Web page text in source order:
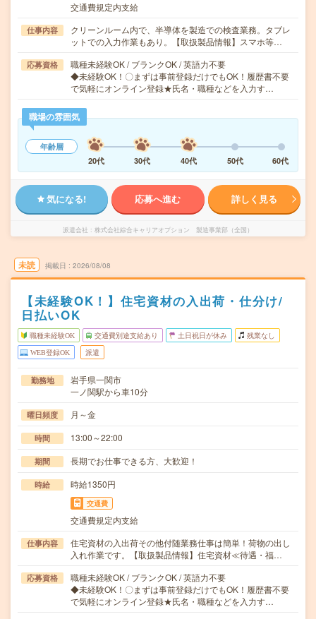
交通費規定内支給
仕事内容
クリーンルーム内で、半導体を製造での検査業務。タブレ
ットでの入力作業もあり。【取扱製品情報】スマホ等…
応募資格
職種未経験OK / ブランクOK / 英語力不要
◆未経験OK！〇まずは事前登録だけでもOK！履歴書不要
で気軽にオンライン登録★氏名・職種などを入力す…
職場の雰囲気
年齢層
20代
30代 40代 50代 60代
気になる! 応募へ進む 詳しく見る
派遣会社 株式会社綜合キャリアオプション 製造事業部（全国）
未読 掲載日 2026/08/08
【未経験OK！】住宅資材の入出荷・仕分け/
日払いOK
職種未経験OK 交通費別途支給あり 土日祝日が休み 残業なし
WEB登録OK 派遣
勤務地
岩手県一関市
一ノ関駅から車10分
曜日頻度 月～金
時間 13:00～22:00
期間 長期でお仕事できる方、大歓迎！
時給 時給1350円
交通費
交通費規定内支給
仕事内容
住宅資材の入出荷その他付随業務仕事は簡単！荷物の出し
入れ作業です。【取扱製品情報】住宅資材≪待遇・福…
応募資格
職種未経験OK / ブランクOK / 英語力不要
◆未経験OK！〇まずは事前登録だけでもOK！履歴書不要
で気軽にオンライン登録★氏名・職種などを入力す…